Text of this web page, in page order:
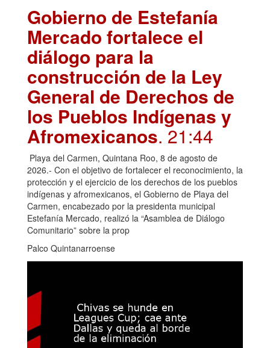
Gobierno de Estefanía
Mercado fortalece el
diálogo para la
construcción de la Ley
General de Derechos de
los Pueblos Indígenas y
Afromexicanos. 21:44
Playa del Carmen, Quintana Roo, 8 de agosto de
2026.- Con el objetivo de fortalecer el reconocimiento, la
protección y el ejercicio de los derechos de los pueblos
indígenas y afromexicanos, el Gobierno de Playa del
Carmen, encabezado por la presidenta municipal
Estefanía Mercado, realizó la “Asamblea de Diálogo
Comunitario” sobre la prop
Palco Quintanarroense